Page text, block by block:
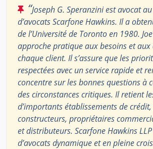
“Joseph G. Speranzini est avocat
d’avocats Scarfone Hawkins. Il a
de l’Université de Toronto en 1980.
approche pratique aux besoins et aux
chaque client. Il s’assure que les
respectées avec un service rapide et
concentre sur les bonnes questions à
des circonstances critiques. Il retient
d’importants établissements de
constructeurs, propriétaires
et distributeurs. Scarfone Hawkins
d’avocats dynamique et en pleine